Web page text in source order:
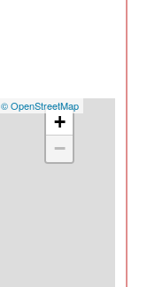
+
−
© OpenStreetMap